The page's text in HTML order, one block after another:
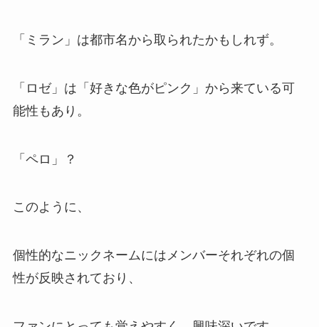
「ミラン」は都市名から取られたかもしれず。
「ロゼ」は「好きな色がピンク」から来ている可
能性もあり。
「ペロ」？
このように、
個性的なニックネームにはメンバーそれぞれの個
性が反映されており、